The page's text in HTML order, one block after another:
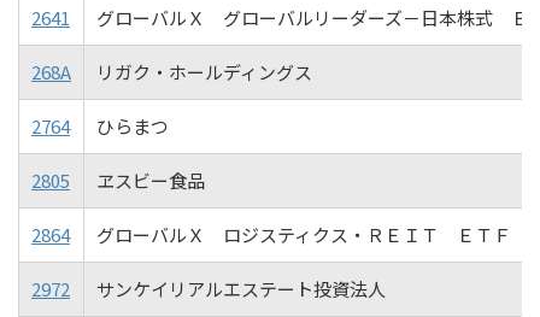
2641 グローバルＸ グローバルリーダーズ－日本株式 Ｅ
268A リガク・ホールディングス
2764 ひらまつ
2805 ヱスビー食品
2864 グローバルＸ ロジスティクス・ＲＥＩＴ ＥＴＦ
2972 サンケイリアルエステート投資法人